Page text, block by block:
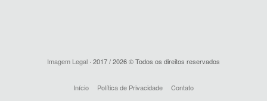
Imagem Legal · 2017 / 2026 © Todos os direitos reservados
Início Política de Privacidade Contato